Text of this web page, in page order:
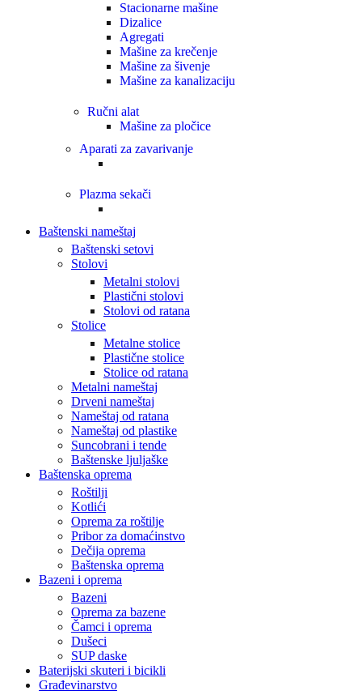
Stacionarne mašine
Dizalice
Agregati
Mašine za krečenje
Mašine za šivenje
Mašine za kanalizaciju
Ručni alat
Mašine za pločice
Aparati za zavarivanje
Plazma sekači
Baštenski nameštaj
Baštenski setovi
Stolovi
Metalni stolovi
Plastični stolovi
Stolovi od ratana
Stolice
Metalne stolice
Plastične stolice
Stolice od ratana
Metalni nameštaj
Drveni nameštaj
Nameštaj od ratana
Nameštaj od plastike
Suncobrani i tende
Baštenske ljuljaške
Baštenska oprema
Roštilji
Kotlići
Oprema za roštilje
Pribor za domaćinstvo
Dečija oprema
Baštenska oprema
Bazeni i oprema
Bazeni
Oprema za bazene
Čamci i oprema
Dušeci
SUP daske
Baterijski skuteri i bicikli
Građevinarstvo